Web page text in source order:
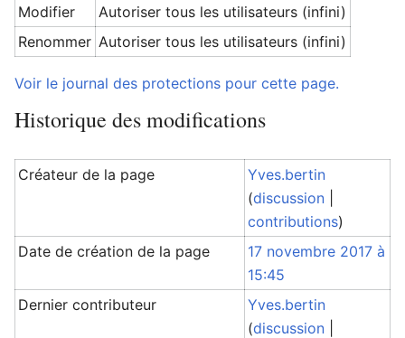
Modifier
Autoriser tous les utilisateurs (infini)
Renommer Autoriser tous les utilisateurs (infini)
Voir le journal des protections pour cette page.
Historique des modifications
Créateur de la page
Yves.bertin
(discussion
contributions)
Date de création de la page
17 novembre 2017 à
15:45
Dernier contributeur
Yves.bertin
(discussion